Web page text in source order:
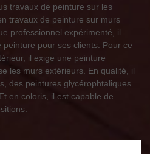
travaux de peinture sur les
travaux de peinture sur murs
professionnel expérimenté, il
pour ses clients. Pour ce
il exige une peinture
les murs extérieurs. En qualité, il
des peintures glycérophtaliques
en coloris, il est capable de